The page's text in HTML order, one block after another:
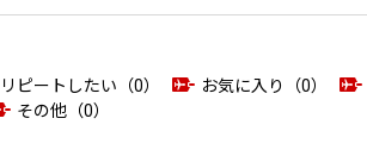
リピートしたい（0） お気に入り（0）
その他（0）